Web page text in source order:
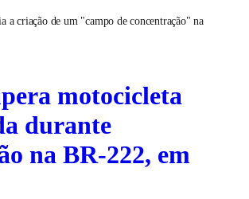
a criação de um "campo de concentração" na
motocicleta
durante
na BR-222, em